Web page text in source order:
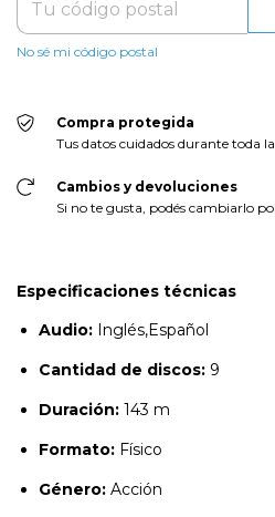
No sé mi código postal
Compra protegida
Tus datos cuidados durante toda
Cambios y devoluciones
Si no te gusta, podés cambiarlo
Especificaciones técnicas
Audio: Inglés,Español
Cantidad de discos: 9
Duración: 143 m
Formato: Físico
Género: Acción